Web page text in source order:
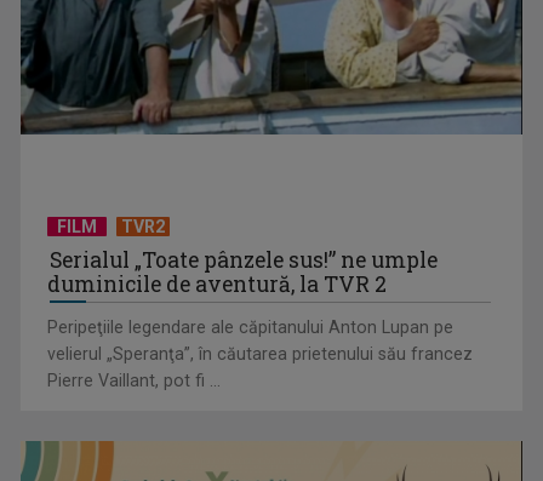
(P) De ce tot mai mulți aleg să producă energie și ce câștigă
concret din asta
(P) Cum să montezi televizorul pe perete ca un profesionist
FILM TVR2
Serialul „Toate pânzele sus!” ne umple
duminicile de aventură, la TVR 2
Peripeţiile legendare ale căpitanului Anton Lupan pe
velierul „Speranţa”, în căutarea prietenului său francez
Pierre Vaillant, pot fi ...